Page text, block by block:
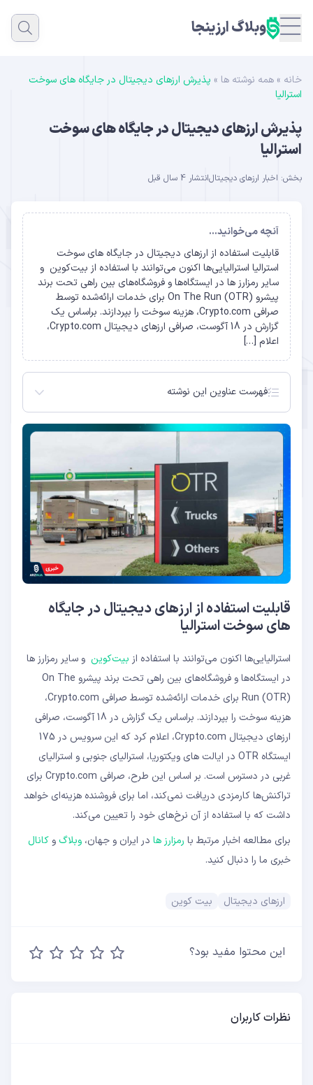
وبلاگ ارزینجا
خانه » همه نوشته ها » پذیرش ارزهای دیجیتال در جایگاه های سوخت
استرالیا
پذیرش ارزهای دیجیتال در جایگاه های سوخت
استرالیا
بخش: اخبار ارزهای دیجیتالانتشار 4 سال قبل
آنچه می‌خوانید...
قابلیت استفاده از ارزهای دیجیتال در جایگاه های سوخت
استرالیا استرالیایی‌ها اکنون می‌توانند با استفاده از بیت‌کوین و
سایر رمزارز ها در ایستگاه‌ها و فروشگاه‌های بین راهی تحت برند
پیشرو On The Run (OTR) برای خدمات ارائه‌شده توسط
صرافی Crypto.com، هزینه سوخت را بپردازند. براساس یک
گزارش در 18 آگوست، صرافی ارزهای دیجیتال Crypto.com،
اعلام […]
فهرست عناوین این نوشته
سوخت استرالیا
قابلیت استفاده از ارزهای دیجیتال در جایگاه
های سوخت استرالیا
استرالیایی‌ها اکنون می‌توانند با استفاده از بیت‌کوین و سایر رمزارز ها
در ایستگاه‌ها و فروشگاه‌های بین راهی تحت برند پیشرو On The
Run (OTR) برای خدمات ارائه‌شده توسط صرافی Crypto.com،
هزینه سوخت را بپردازند. براساس یک گزارش در 18 آگوست، صرافی
ارزهای دیجیتال Crypto.com، اعلام کرد که این سرویس در 175
ایستگاه OTR در ایالت های ویکتوریا، استرالیای جنوبی و استرالیای
غربی در دسترس است. بر اساس این طرح، صرافی Crypto.com برای
تراکنش‌ها کارمزدی دریافت نمی‌کند، اما برای فروشنده هزینه‌ای خواهد
داشت که با استفاده از آن نرخ‌های خود را تعیین می‌کند.
برای مطالعه اخبار مرتبط با رمزارز ها در ایران و جهان، وبلاگ و کانال
خبری ما را دنبال کنید.
ارزهای دیجیتال بیت کوین
این محتوا مفید بود؟
نظرات کاربران